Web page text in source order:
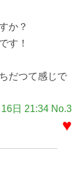
か？
す！
だつて感じで
日 21:34 No.3
♥